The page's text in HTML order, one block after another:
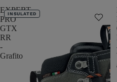
EXPERT
PRO
GTX
RR
-
Grafito
INSULATED